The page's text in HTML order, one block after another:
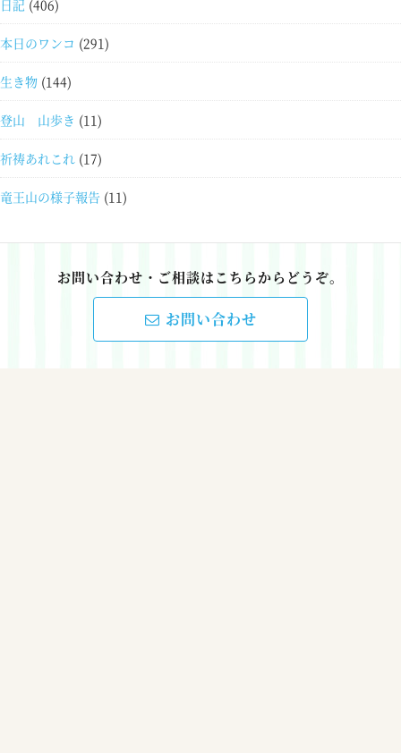
日記 (406)
本日のワンコ (291)
生き物 (144)
登山 山歩き (11)
祈祷あれこれ (17)
竜王山の様子報告 (11)
お問い合わせ・ご相談はこちらからどうぞ。
お問い合わせ